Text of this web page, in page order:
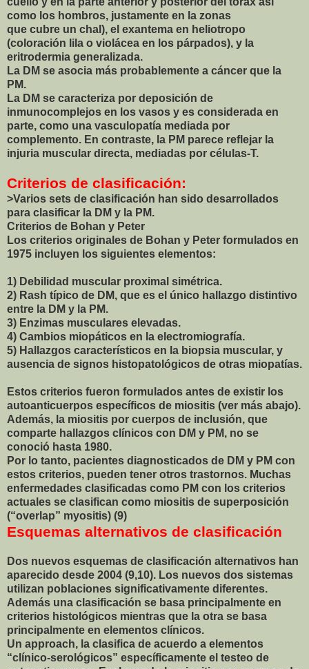
como los hombros, justamente en la zonas
que cubre un chal), el exantema en heliotropo
(coloración lila o violácea en los párpados), y la
eritrodermia generalizada.
La DM se asocia más probablemente a cáncer que la
PM.
La DM se caracteriza por deposición de
inmunocomplejos en los vasos y es considerada en
parte, como una vasculopatía mediada por
complemento. En contraste, la PM parece reflejar la
injuria muscular directa, mediadas por células-T.
Criterios de clasificación:
>Varios sets de clasificación han sido desarrollados
para clasificar la DM y la PM.
Criterios de Bohan y Peter
Los criterios originales de Bohan y Peter formulados en
1975 incluyen los siguientes elementos:
1) Debilidad muscular proximal simétrica.
2) Rash típico de DM, que es el único hallazgo distintivo
entre la DM y la PM.
3) Enzimas musculares elevadas.
4) Cambios miopáticos en la electromiografía.
5) Hallazgos característicos en la biopsia muscular, y
ausencia de signos histopatológicos de otras miopatías.
Estos criterios fueron formulados antes de existir los
autoanticuerpos específicos de miositis (ver más abajo).
Además, la miositis por cuerpos de inclusión, que
comparte hallazgos clínicos con DM y PM, no se
conoció hasta 1980.
Por lo tanto, pacientes diagnosticados de DM y PM con
estos criterios, pueden tener otros trastornos. Muchas
enfermedades clasificadas como PM con los criterios
actuales se clasifican como miositis de superposición
(“overlap” myositis) (9)
Esquemas alternativos de clasificación
Dos nuevos esquemas de clasificación alternativos han
aparecido desde 2004 (9,10). Los nuevos dos sistemas
utilizan poblaciones significativamente diferentes.
Además una clasificación se basa principalmente en
criterios histológicos mientras que la otra se basa
principalmente en elementos clínicos.
Un approach, la clasifica de acuerdo a elementos
“clínico-serológicos” específicamente el testeo de